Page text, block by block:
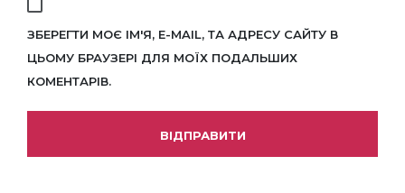
ЗБЕРЕГТИ МОЄ ІМ'Я, E-MAIL, ТА АДРЕСУ САЙТУ В
ЦЬОМУ БРАУЗЕРІ ДЛЯ МОЇХ ПОДАЛЬШИХ
КОМЕНТАРІВ.